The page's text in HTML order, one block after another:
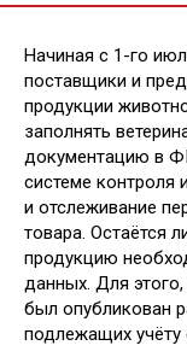
Начиная с 1-го
поставщики и
продукции
заполнять
документацию в
системе контроля
и отслеживание
товара. Остаётся
продукцию
данных. Для
был опубликован
подлежащих учёту